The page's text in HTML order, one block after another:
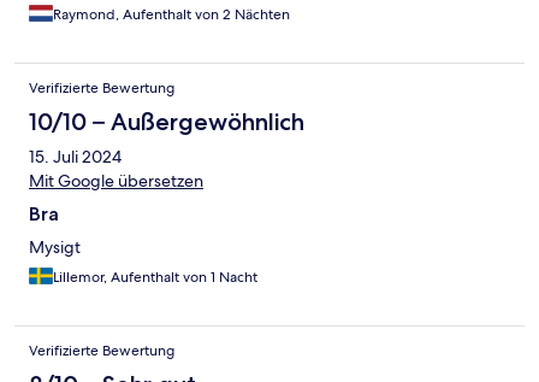
Raymond, Aufenthalt von 2 Nächten
Verifizierte Bewertung
10/10 – Außergewöhnlich
15. Juli 2024
Mit Google übersetzen
Bra
Mysigt
Lillemor, Aufenthalt von 1 Nacht
Verifizierte Bewertung